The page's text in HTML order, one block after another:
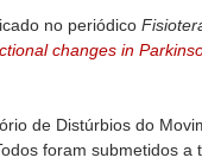
no periódico
changes in
de Distúrbios do
foram submetidos a